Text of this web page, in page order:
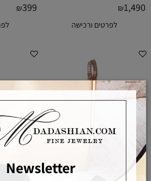
₪1,490
לפרטים ורכישה
₪399
Newsletter